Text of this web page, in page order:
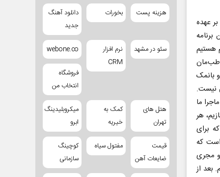
عهده
هستیم
بانمک
نیست.
همین ماجرا ما
هر
برای
که
مجری
بعد از
هزینه پست بخورات
دانلود آهنگ
جدید
سئو در مشهد
نرم افزار
CRM
webone.co
فروشگاه
انتخاب من
هتل های
تهران
کمک به
خیریه
میکروبلیدینگ
ابرو
قیمت
ضایعات آهن
مفتول سیاه
کوچینگ
سازمانی